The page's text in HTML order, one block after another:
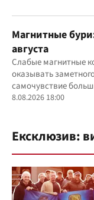
Магнитные
августа
Слабые магнитные
оказывать
самочувствие
8.08.2026 18:00
Ексклюзив: